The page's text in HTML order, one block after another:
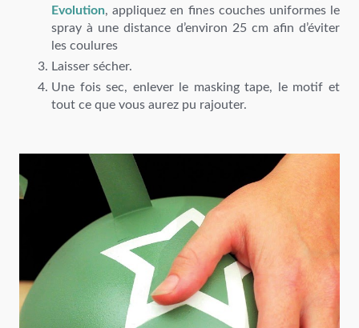
Evolution, appliquez en fines couches uniformes le
spray à une distance d’environ 25 cm afin d’éviter
les coulures
Laisser sécher.
Une fois sec, enlever le masking tape, le motif et
tout ce que vous aurez pu rajouter.